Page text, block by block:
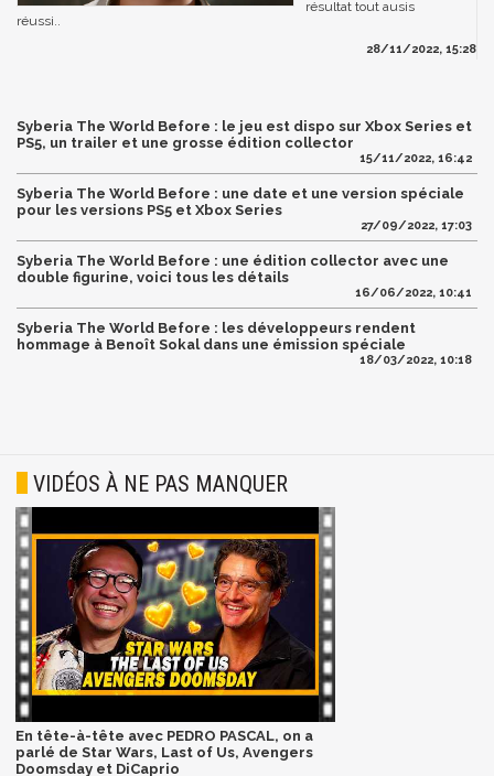
résultat tout ausis
réussi..
28/11/2022, 15:28
Syberia The World Before : le jeu est dispo sur Xbox Series et
PS5, un trailer et une grosse édition collector
15/11/2022, 16:42
Syberia The World Before : une date et une version spéciale
pour les versions PS5 et Xbox Series
27/09/2022, 17:03
Syberia The World Before : une édition collector avec une
double figurine, voici tous les détails
16/06/2022, 10:41
Syberia The World Before : les développeurs rendent
hommage à Benoît Sokal dans une émission spéciale
18/03/2022, 10:18
VIDÉOS À NE PAS MANQUER
En tête-à-tête avec PEDRO PASCAL, on a
parlé de Star Wars, Last of Us, Avengers
Doomsday et DiCaprio